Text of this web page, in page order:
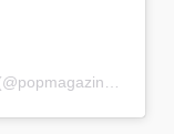
Un post condiviso da POP MAGAZINE (@popmagazineof)